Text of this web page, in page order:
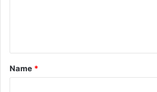
t
*
Name *